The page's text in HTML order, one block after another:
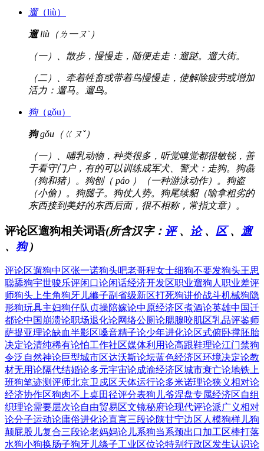
遛（liù）
遛liù（ㄌ一ㄡˋ）
（一）、散步，慢慢走，随便走走：遛跶。遛大街。
（二）、牵着牲畜或带着鸟慢慢走，使解除疲劳或增加
活力：遛马。遛鸟。
狗（gǒu）
狗gǒu（ㄍㄡˇ）
（一）、哺乳动物，种类很多，听觉嗅觉都很敏锐，善
于看守门户，有的可以训练成军犬、警犬：走狗。狗彘
（狗和猪）。狗刨（ páo ）（一种游泳动作）。狗盗
（小偷）。狗腿子。狗仗人势。狗尾续貂（喻拿粗劣的
东西接到美好的东西后面，很不相称，常指文章）。
评论区遛狗相关词语(所含汉字： 评、 论、 区、 遛
、 狗)
评论区遛狗中区张一诺狗头吧老哥程女士细狗不要发狗头王思
聪舔狗宇世骏乐评闲口论闲话经济开发区职业遛狗人 职业差评
师狗头上生角狗牙儿縧子副省级新区打死狗讲价战斗机械狗隐
形狗玩具主妇狗仔队 贞操陪嫁论中原经济区煮酒论英雄中国迁
都论中国崩溃论职场退化论网络公厕论腮腺咬肌区乳品评鉴师
萨提亚理论缺血半影区嗓音精子论少年进化论区式俯卧撑胚胎
决定论清纯稀有论怕工作社区媒体利用论高跟鞋理论江门禁狗
令泛自然神论巨型城市区达沃斯论坛蓝色经济区环境决定论教
材无用论隔代结婚论多元宇宙论成渝经济区城市衰亡论地铁上
班狗笔迹测评师北京卫戍区天体运行论多米诺理论狭义相对论
经济协作区狗肉不上桌田径评分表狗儿爷涅盘专属经济区自组
织理论需要层次论自由贸易区文镜秘府论现代评论派广义相对
论分子运动论庸俗进化论直言三段论陕甘宁边区 人模狗样儿狗
颠屁股儿复合三段论老妈妈论儿系狗当系颈出口加工区棒打落
水狗小狗换肠子狗牙儿绦子工业区位论特别行政区发生认识论